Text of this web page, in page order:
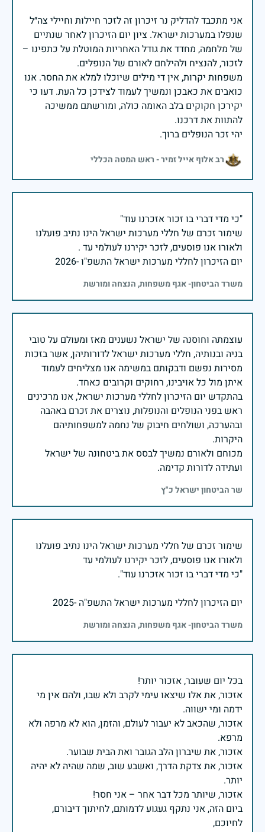
אני מתכבד להדליק נר זיכרון זה לזכר חיילות וחיילי צה״ל
שנפלו במערכות ישראל. ציון יום הזיכרון לאחר שנתיים
של מלחמה, מחדד את גודל האחריות המוטלת על כתפינו –
משפחות יקרות, אין די מילים שיוכלו למלא את החסר. אנו
כואבים את כאבכן ונמשיך לעמוד לצידכן כל העת. דעו כי
יקירכן חקוקים בלב האומה כולה, ומורשתם ממשיכה
יהי זכר הנופלים ברוך.
רב אלוף אייל זמיר - ראש המטה הכללי
שימור זכרם של חללי מערכות ישראל הינו נתיב פועלנו
יום הזיכרון לחללי מערכות ישראל התשפ"ו -2026
משרד הביטחון- אגף משפחות, הנצחה ומורשת
עוצמתה וחוסנה של ישראל נשענים מאז ומעולם על טובי
בניה ובנותיה, חללי מערכות ישראל לדורותיהן, אשר בזכות
מסירות נפשם ודבקותם במשימה אנו מצליחים לעמוד
בהתקדש יום הזיכרון לחללי מערכות ישראל, אנו מרכינים
ראש בפני הנופלים והנופלות, נוצרים את זכרם באהבה
ובהערכה, ושולחים חיבוק של נחמה למשפחותיהם
מכוחם ולאורם נמשיך לבסס את ביטחונה של ישראל
ועתידה לדורות קדימה.
שר הביטחון ישראל כ"ץ
שימור זכרם של חללי מערכות ישראל הינו נתיב פועלנו
יום הזיכרון לחללי מערכות ישראל התשפ"ה -2025
משרד הביטחון- אגף משפחות, הנצחה ומורשת
אזכור, את אלו שיצאו עימי לקרב ולא שבו, ולהם אין מי
אזכור, שהכאב לא יעבור לעולם, והזמן, הוא לא מרפה ולא
אזכור, את צדקת הדרך, ואשבע שוב, שמה שהיה לא יהיה
ביום הזה, אני נתקף געגוע לדמותם, לחיתוך דיבורם,